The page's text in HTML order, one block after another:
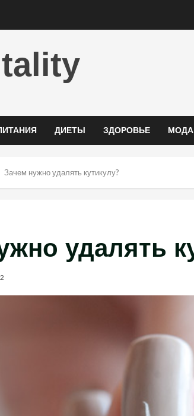
ДИЕТЫ ЗДОРОВЬЕ МОДА
Зачем нужно удалять кутикулу?
удалять